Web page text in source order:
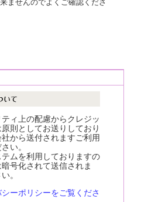
ませんのでよくご確認くださ
ィ上の配慮からクレジッ
原則としてお送りしており
から送付されますご利用
い。
テムを利用しておりますの
号化されて送信されま
。
ーポリシーをご覧くださ